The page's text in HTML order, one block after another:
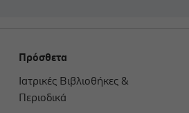
Πρόσθετα
Ιατρικές Βιβλιοθήκες &
Περιοδικά